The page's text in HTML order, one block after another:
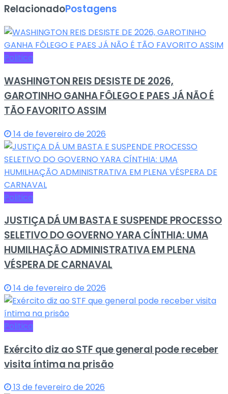
RelacionadoPostagens
Politica
WASHINGTON REIS DESISTE DE 2026,
GAROTINHO GANHA FÔLEGO E PAES JÁ NÃO É
TÃO FAVORITO ASSIM
14 de fevereiro de 2026
Politica
JUSTIÇA DÁ UM BASTA E SUSPENDE PROCESSO
SELETIVO DO GOVERNO YARA CÍNTHIA: UMA
HUMILHAÇÃO ADMINISTRATIVA EM PLENA
VÉSPERA DE CARNAVAL
14 de fevereiro de 2026
Politica
Exército diz ao STF que general pode receber
visita íntima na prisão
13 de fevereiro de 2026